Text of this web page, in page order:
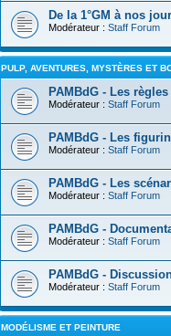
De la 1°GM à nos
Modérateur : Staff Forum
PULP, AVENTURES, MYSTÈRES ET
PAMBdG - Les
Modérateur : Staff Forum
PAMBdG - Les
Modérateur : Staff Forum
PAMBdG - Les
Modérateur : Staff Forum
PAMBdG -
Modérateur : Staff Forum
PAMBdG -
Modérateur : Staff Forum
MODÉLISME ET PEINTURE